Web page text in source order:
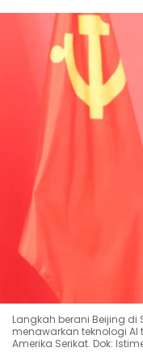
Langkah berani Beijing di
menawarkan teknologi
Amerika Serikat. Dok: